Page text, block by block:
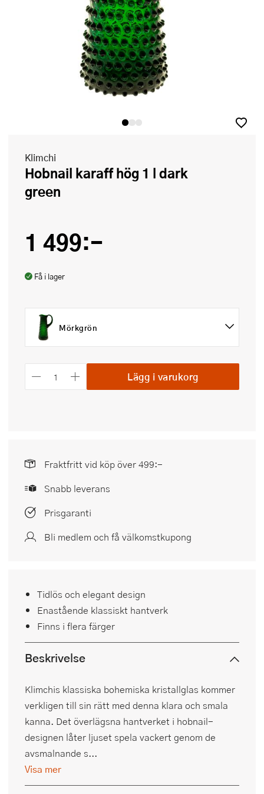
Klimchi
Hobnail karaff hög 1 l dark
green
1 499:-
Få i lager
Mörkgrön
Lägg i varukorg
Fraktfritt vid köp över 499:-
Snabb leverans
Prisgaranti
Bli medlem och få välkomstkupong
Tidlös och elegant design
Enastående klassiskt hantverk
Finns i flera färger
Beskrivelse
Klimchis klassiska bohemiska kristallglas kommer
verkligen till sin rätt med denna klara och smala
kanna. Det överlägsna hantverket i hobnail-
designen låter ljuset spela vackert genom de
avsmalnande s...
Visa mer